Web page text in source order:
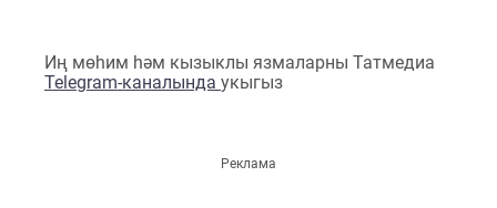
Иң мөһим һәм кызыклы язмаларны Татмедиа
Telegram-каналында укыгыз
Реклама